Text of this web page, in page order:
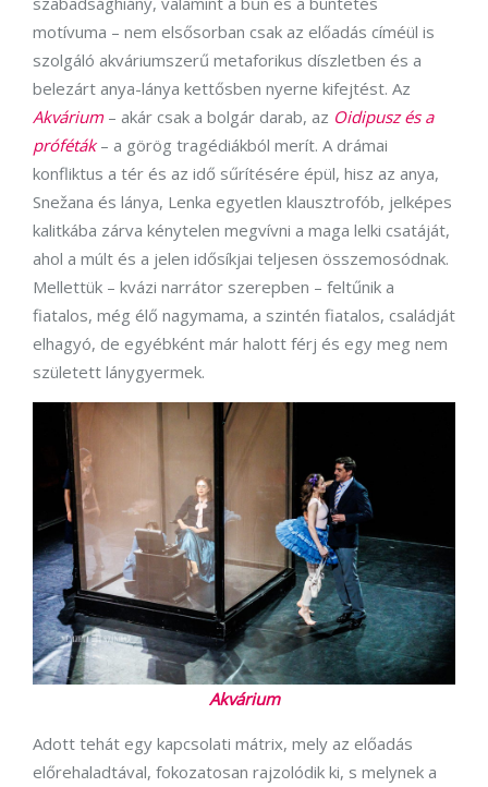
motívuma – nem elsősorban csak az előadás címéül is
szolgáló akváriumszerű metaforikus díszletben és a
belezárt anya-lánya kettősben nyerne kifejtést. Az
Akvárium– akár csak a bolgár darab, az Oidipusz és a
próféták– a görög tragédiákból merít. A drámai
konfliktus a tér és az idő sűrítésére épül, hisz az anya,
Snežana és lánya, Lenka egyetlen klausztrofób, jelképes
kalitkába zárva kénytelen megvívni a maga lelki csatáját,
ahol a múlt és a jelen idősíkjai teljesen összemosódnak.
Mellettük – kvázi narrátor szerepben – feltűnik a
fiatalos, még élő nagymama, a szintén fiatalos, családját
elhagyó, de egyébként már halott férj és egy meg nem
született lánygyermek.
Akvárium
Adott tehát egy kapcsolati mátrix, mely az előadás
előrehaladtával, fokozatosan rajzolódik ki, s melynek a